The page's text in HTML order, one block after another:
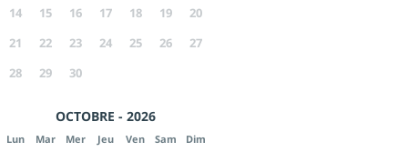
14
15 16 17 18 19
20
21
22 23 24 25 26
27
28
29 30
OCTOBRE - 2026
Lun Mar Mer Jeu Ven Sam Dim